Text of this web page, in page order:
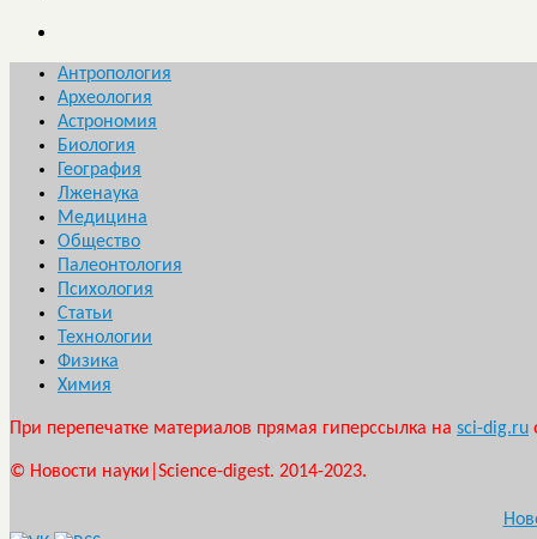
Антропология
Археология
Астрономия
Биология
География
Лженаука
Медицина
Общество
Палеонтология
Психология
Статьи
Технологии
Физика
Химия
При перепечатке материалов прямая гиперссылка на sci-dig.ru
© Новости науки|Science-digest. 2014-2023.